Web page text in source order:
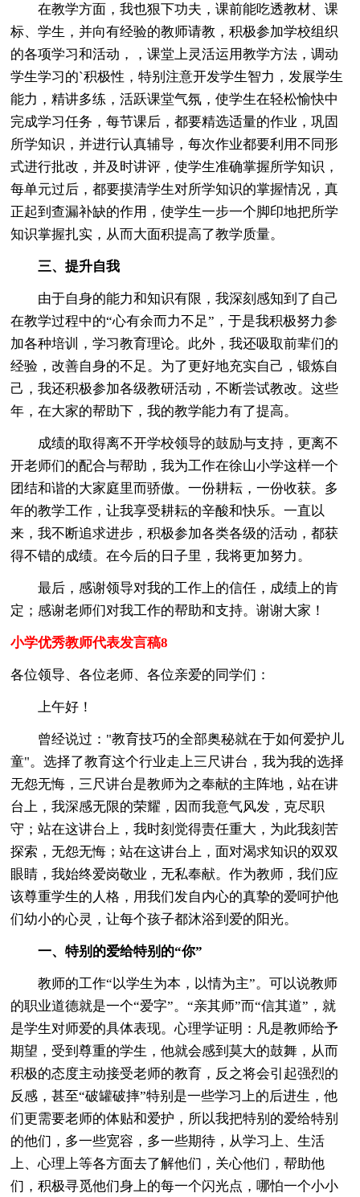
在教学方面，我也狠下功夫，课前能吃透教材、课
标、学生，并向有经验的教师请教，积极参加学校组织
的各项学习和活动，，课堂上灵活运用教学方法，调动
学生学习的`积极性，特别注意开发学生智力，发展学生
能力，精讲多练，活跃课堂气氛，使学生在轻松愉快中
完成学习任务，每节课后，都要精选适量的作业，巩固
所学知识，并进行认真辅导，每次作业都要利用不同形
式进行批改，并及时讲评，使学生准确掌握所学知识，
每单元过后，都要摸清学生对所学知识的掌握情况，真
正起到查漏补缺的作用，使学生一步一个脚印地把所学
知识掌握扎实，从而大面积提高了教学质量。
三、提升自我
由于自身的能力和知识有限，我深刻感知到了自己
在教学过程中的“心有余而力不足”，于是我积极努力参
加各种培训，学习教育理论。此外，我还吸取前辈们的
经验，改善自身的不足。为了更好地充实自己，锻炼自
己，我还积极参加各级教研活动，不断尝试教改。这些
年，在大家的帮助下，我的教学能力有了提高。
成绩的取得离不开学校领导的鼓励与支持，更离不
开老师们的配合与帮助，我为工作在徐山小学这样一个
团结和谐的大家庭里而骄傲。一份耕耘，一份收获。多
年的教学工作，让我享受耕耘的辛酸和快乐。一直以
来，我不断追求进步，积极参加各类各级的活动，都获
得不错的成绩。在今后的日子里，我将更加努力。
最后，感谢领导对我的工作上的信任，成绩上的肯
定；感谢老师们对我工作的帮助和支持。谢谢大家！
小学优秀教师代表发言稿8
各位领导、各位老师、各位亲爱的同学们：
上午好！
曾经说过："教育技巧的全部奥秘就在于如何爱护儿
童"。选择了教育这个行业走上三尺讲台，我为我的选择
无怨无悔，三尺讲台是教师为之奉献的主阵地，站在讲
台上，我深感无限的荣耀，因而我意气风发，克尽职
守；站在这讲台上，我时刻觉得责任重大，为此我刻苦
探索，无怨无悔；站在这讲台上，面对渴求知识的双双
眼睛，我始终爱岗敬业，无私奉献。作为教师，我们应
该尊重学生的人格，用我们发自内心的真挚的爱呵护他
们幼小的心灵，让每个孩子都沐浴到爱的阳光。
一、特别的爱给特别的“你”
教师的工作“以学生为本，以情为主”。可以说教师
的职业道德就是一个“爱字”。“亲其师”而“信其道”，就
是学生对师爱的具体表现。心理学证明：凡是教师给予
期望，受到尊重的学生，他就会感到莫大的鼓舞，从而
积极的态度主动接受老师的教育，反之将会引起强烈的
反感，甚至“破罐破摔”特别是一些学习上的后进生，他
们更需要老师的体贴和爱护，所以我把特别的爱给特别
的他们，多一些宽容，多一些期待，从学习上、生活
上、心理上等各方面去了解他们，关心他们，帮助他
们，积极寻觅他们身上的每一个闪光点，哪怕一个小小